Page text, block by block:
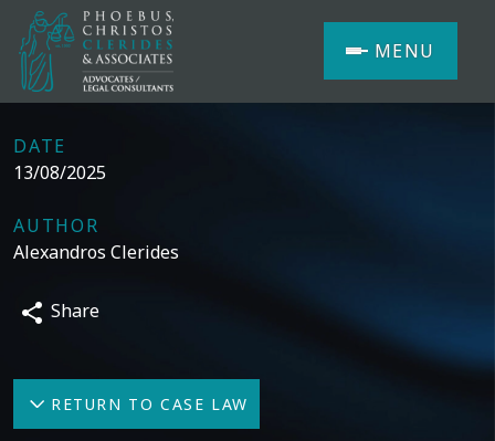
MENU
DATE
13/08/2025
AUTHOR
Alexandros Clerides
Share
RETURN TO CASE LAW